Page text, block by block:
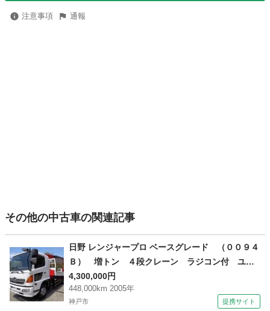
注意事項 通報
その他の中古車の関連記事
日野 レンジャープロ ベースグレード （００９４
Ｂ） 増トン ４段クレーン ラジコン付 ユニ
ック（ＵＲＵ３７４） フックイン２．９ｔ吊
差し違いアウトリガー 角足 Ｆ６ＭＴ ターボ
あり 煤焼きあり アドブルーなし 中古クレー
4,300,000円
448,000km 2005年
神戸市 提携サイト